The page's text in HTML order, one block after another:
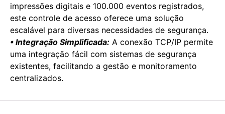
impressões digitais e 100.000 eventos registrados,
este controle de acesso oferece uma solução
escalável para diversas necessidades de segurança.
• Integração Simplificada: A conexão TCP/IP permite
uma integração fácil com sistemas de segurança
existentes, facilitando a gestão e monitoramento
centralizados.